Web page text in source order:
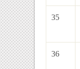
35
36